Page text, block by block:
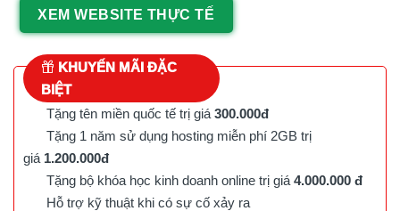
XEM WEBSITE THỰC TẾ
KHUYẾN MÃI ĐẶC
BIỆT
Tặng tên miền quốc tế trị giá 300.000đ
Tặng 1 năm sử dụng hosting miễn phí 2GB trị
giá 1.200.000đ
Tặng bộ khóa học kinh doanh online trị giá 4.000.000 đ
Hỗ trợ kỹ thuật khi có sự cố xảy ra